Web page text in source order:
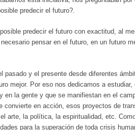
predecir el futuro?.
predecir el futuro con exactitud, al
pensar en el futuro, en un futuro
y el presente desde diferentes
mejor. Por eso nos dedicamos a
la gente y que se manifiestan en el
en acción, esos proyectos de
arte, la política, la espiritualidad, etc.
para la superación de toda crisis